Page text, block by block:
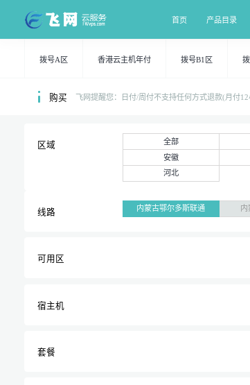
首页 产品目录
拨号A区 香港云主机年付 拨号B1区
购买 飞网提醒您：日付/周付不支持任何方式退款(月付
区域 全部
安徽
河北
线路 内蒙古鄂尔多斯联通 内
可用区
宿主机
套餐